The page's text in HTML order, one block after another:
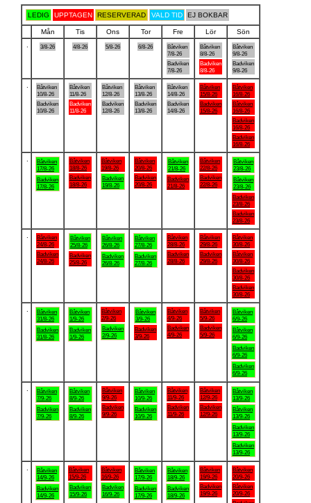
LEDIG UPPTAGEN RESERVERAD VALD TID EJ BOKBAR
Mån Tis Ons Tor Fre Lör
Sön
3/8-26 4/8-26 5/8-26 6/8-26
Båtviken
7/8-26
Badviken
7/8-26
Båtviken
8/8-26
Badviken
8/8-26
Båtviken
9/8-26
Badviken
9/8-26
Båtviken
10/8-26
Badviken
10/8-26
Båtviken
11/8-26
Badviken
11/8-26
Båtviken
12/8-26
Badviken
12/8-26
Båtviken
13/8-26
Badviken
13/8-26
Båtviken
14/8-26
Badviken
14/8-26
Båtviken
15/8-26
Badviken
15/8-26
Båtviken
16/8-26
Båtviken
16/8-26
Badviken
16/8-26
Badviken
16/8-26
Båtviken
17/8-26
Badviken
17/8-26
Båtviken
18/8-26
Badviken
18/8-26
Båtviken
19/8-26
Badviken
19/8-26
Båtviken
20/8-26
Badviken
20/8-26
Båtviken
21/8-26
Badviken
21/8-26
Båtviken
22/8-26
Badviken
22/8-26
Båtviken
23/8-26
Båtviken
23/8-26
Badviken
23/8-26
Badviken
23/8-26
Båtviken
24/8-26
Badviken
24/8-26
Båtviken
25/8-26
Badviken
25/8-26
Båtviken
26/8-26
Badviken
26/8-26
Båtviken
27/8-26
Badviken
27/8-26
Båtviken
28/8-26
Badviken
28/8-26
Båtviken
29/8-26
Badviken
29/8-26
Båtviken
30/8-26
Båtviken
30/8-26
Badviken
30/8-26
Badviken
30/8-26
Båtviken
31/8-26
Badviken
31/8-26
Båtviken
1/9-26
Badviken
1/9-26
Båtviken
2/9-26
Badviken
2/9-26
Båtviken
3/9-26
Badviken
3/9-26
Båtviken
4/9-26
Badviken
4/9-26
Båtviken
5/9-26
Badviken
5/9-26
Båtviken
6/9-26
Båtviken
6/9-26
Badviken
6/9-26
Badviken
6/9-26
Båtviken
7/9-26
Badviken
7/9-26
Båtviken
8/9-26
Badviken
8/9-26
Båtviken
9/9-26
Badviken
9/9-26
Båtviken
10/9-26
Badviken
10/9-26
Båtviken
11/9-26
Badviken
11/9-26
Båtviken
12/9-26
Badviken
12/9-26
Båtviken
13/9-26
Båtviken
13/9-26
Badviken
13/9-26
Badviken
13/9-26
Båtviken
14/9-26
Badviken
14/9-26
Båtviken
15/9-26
Badviken
15/9-26
Båtviken
16/9-26
Badviken
16/9-26
Båtviken
17/9-26
Badviken
17/9-26
Båtviken
18/9-26
Badviken
18/9-26
Båtviken
19/9-26
Badviken
19/9-26
Båtviken
20/9-26
Båtviken
20/9-26